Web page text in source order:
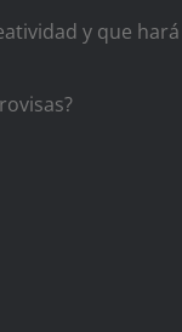
y que